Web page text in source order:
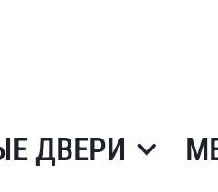
ДВЕРИ